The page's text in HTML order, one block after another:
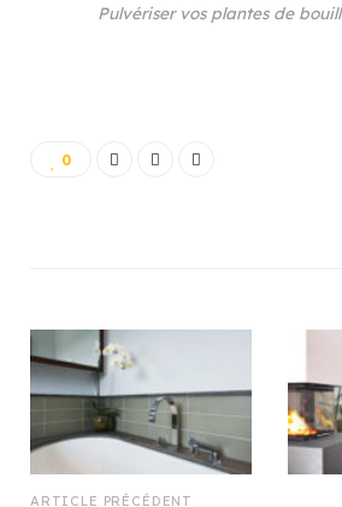
Pulvériser vos plantes de
0
ARTICLE PRÉCÉDENT